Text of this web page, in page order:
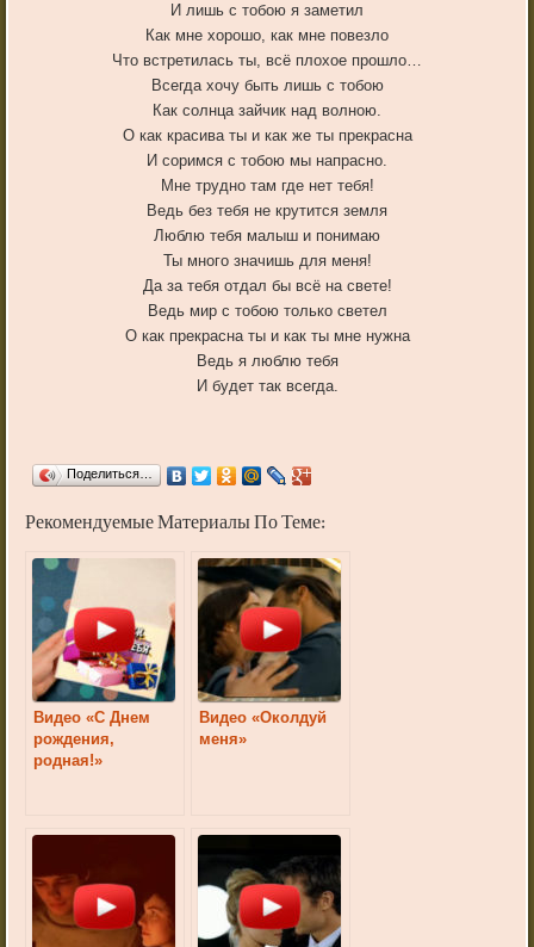
И лишь с тобою я заметил
Как мне хорошо, как мне повезло
Что встретилась ты, всё плохое прошло…
Всегда хочу быть лишь с тобою
Как солнца зайчик над волною.
О как красива ты и как же ты прекрасна
И соримся с тобою мы напрасно.
Мне трудно там где нет тебя!
Ведь без тебя не крутится земля
Люблю тебя малыш и понимаю
Ты много значишь для меня!
Да за тебя отдал бы всё на свете!
Ведь мир с тобою только светел
О как прекрасна ты и как ты мне нужна
Ведь я люблю тебя
И будет так всегда.
Поделиться…
Рекомендуемые Материалы По Теме:
Видео «С Днем
рождения,
родная!»
Видео «Околдуй
меня»